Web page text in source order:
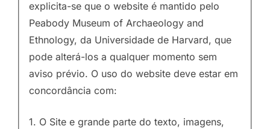
explicita-se que o website é mantido pelo
Peabody Museum of Archaeology and
Ethnology, da Universidade de Harvard, que
pode alterá-los a qualquer momento sem
aviso prévio. O uso do website deve estar em
concordância com:
1. O Site e grande parte do texto, imagens,